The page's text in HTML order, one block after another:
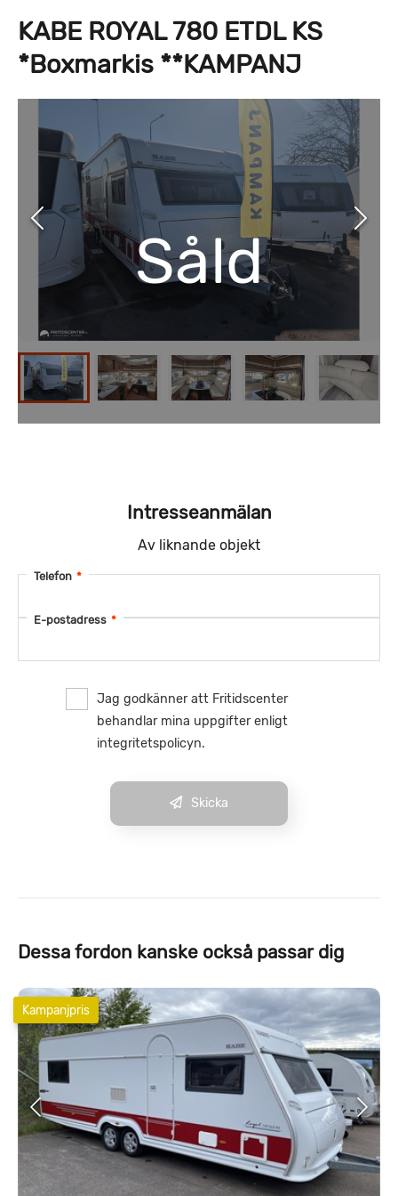
KABE ROYAL 780 ETDL KS
*Boxmarkis **KAMPANJ
Såld
Intresseanmälan
Av liknande objekt
Telefon *
E-postadress *
Jag godkänner att Fritidscenter
behandlar mina uppgifter enligt
integritetspolicyn.
Skicka
Dessa fordon kanske också passar dig
Kampanjpris